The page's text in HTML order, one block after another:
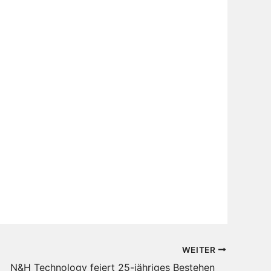
WEITER
N&H Technology feiert 25-jähriges Bestehen